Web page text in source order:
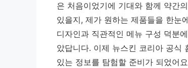
은 처음이었기에 기대와 함께 약간
있을지, 제가 원하는 제품들을 한눈
디자인과 직관적인 메뉴 구성 덕분
았답니다. 이제 뉴스킨 코리아 공식
있는 정보를 탐험할 준비가 되었어